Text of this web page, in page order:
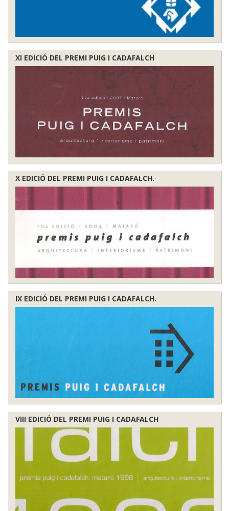
XI EDICIÓ DEL PREMI PUIG I CADAFALCH
X EDICIÓ DEL PREMI PUIG I CADAFALCH.
IX EDICIÓ DEL PREMI PUIG I CADAFALCH.
VIII EDICIÓ DEL PREMI PUIG I CADAFALCH